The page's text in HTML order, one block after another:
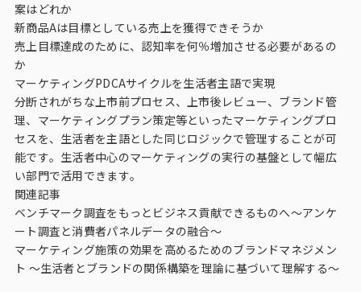
案はどれか
新商品Aは目標としている売上を獲得できそうか
売上目標達成のために、認知率を何％増加させる必要があるの
か
マーケティングPDCAサイクルを生活者主語で実現
分断されがちな上市前プロセス、上市後レビュー、ブランド管
理、マーケティングプラン策定等といったマーケティングプロ
セスを、生活者を主語とした同じロジックで管理することが可
能です。生活者中心のマーケティングの実行の基盤として幅広
い部門で活用できます。
関連記事
ベンチマーク調査をもっとビジネス貢献できるものへ～アンケ
ート調査と消費者パネルデータの融合～
マーケティング施策の効果を高めるためのブランドマネジメン
ト ～生活者とブランドの関係構築を理論に基づいて理解する～